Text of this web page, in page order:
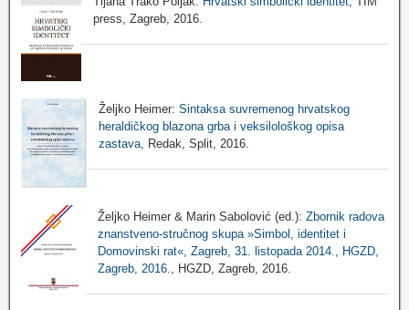
press, Zagreb, 2016.
Željko Heimer: Sintaksa suvremenog hrvatskog
heraldičkog blazona grba i veksilološkog opisa
zastava, Redak, Split, 2016.
Željko Heimer & Marin Sabolović (ed.): Zbornik radova
znanstveno-stručnog skupa »Simbol, identitet i
Domovinski rat«, Zagreb, 31. listopada 2014., HGZD,
Zagreb, 2016.
, HGZD, Zagreb, 2016.